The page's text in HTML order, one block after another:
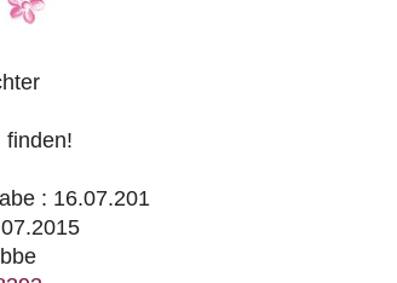
finden!
: 16.07.201